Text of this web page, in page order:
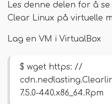
Les denne delen for å
Clear Linux på virtuelle
Lag en VM i VirtualBox
$ wget https: //
7.5.0-440.x86_64.Rpm